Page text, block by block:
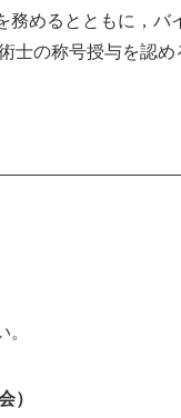
めるとともに，バ
士の称号授与を認め
）